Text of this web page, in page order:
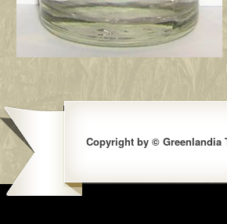
Copyright by © Greenlandia